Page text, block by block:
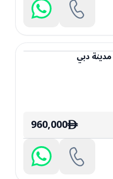
مدينة دبي
ê
960,000